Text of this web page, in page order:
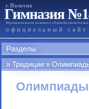
г.Нальчик
Гимназия
Муниципальное казенное
официальный сайт
Разделы
Традиции
Олимпиады